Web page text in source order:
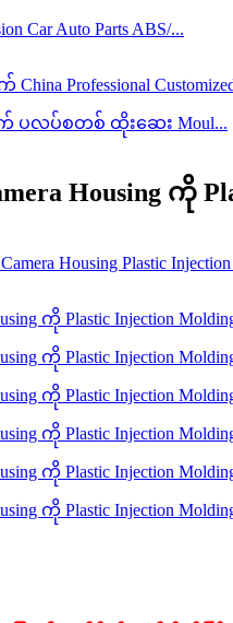
Car Auto Parts ABS/...
လပ်စတစ် ထိုးဆေး Moul...
Housing ကို